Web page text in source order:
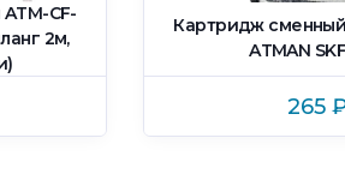
CF-
2м,
Картридж
ATMAN
265